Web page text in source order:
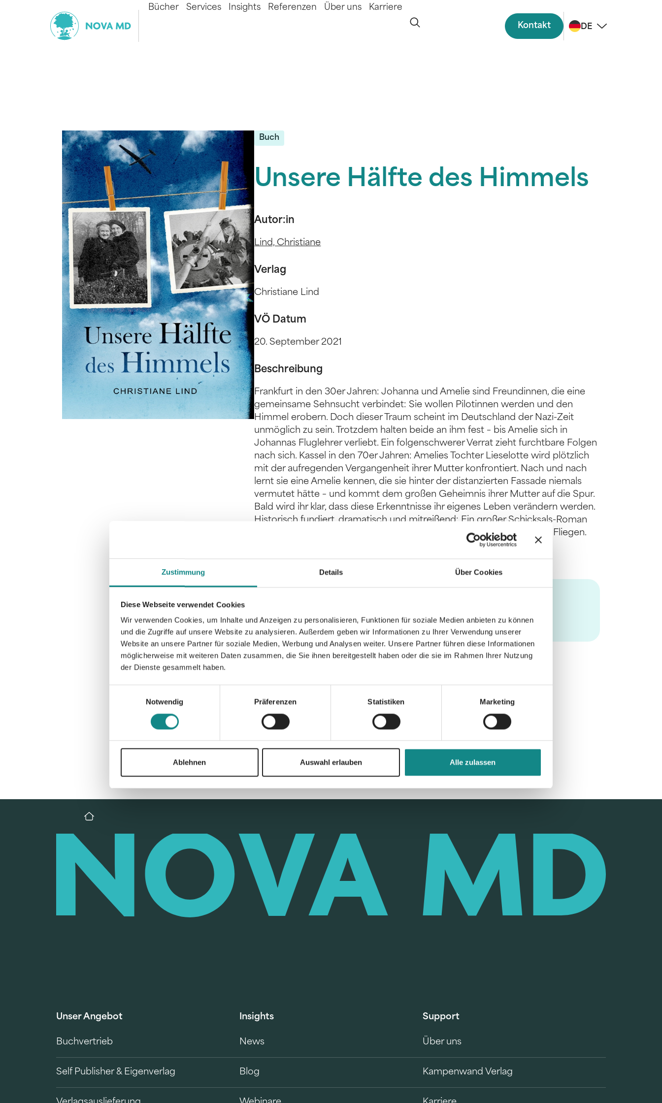
Zustimmung Details Über Cookies
Diese Webseite verwendet Cookies
Wir verwenden Cookies, um Inhalte und Anzeigen zu personalisieren, Funktionen für soziale Medien anbieten zu können
und die Zugriffe auf unsere Website zu analysieren. Außerdem geben wir Informationen zu Ihrer Verwendung unserer
Website an unsere Partner für soziale Medien, Werbung und Analysen weiter. Unsere Partner führen diese Informationen
möglicherweise mit weiteren Daten zusammen, die Sie ihnen bereitgestellt haben oder die sie im Rahmen Ihrer Nutzung
der Dienste gesammelt haben.
Notwendig
Präferenzen Statistiken Marketing
Ablehnen Auswahl erlauben Alle zulassen
Bücher Services Insights Referenzen Über uns Karriere
Kontakt DE
Buch
Unsere Hälfte des Himmels
Autor:in
Lind, Christiane
Verlag
Christiane Lind
VÖ Datum
20. September 2021
Beschreibung
Frankfurt in den 30er Jahren: Johanna und Amelie sind Freundinnen, die eine
gemeinsame Sehnsucht verbindet: Sie wollen Pilotinnen werden und den
Himmel erobern. Doch dieser Traum scheint im Deutschland der Nazi-Zeit
unmöglich zu sein. Trotzdem halten beide an ihm fest – bis Amelie sich in
Johannas Fluglehrer verliebt. Ein folgenschwerer Verrat zieht furchtbare Folgen
nach sich. Kassel in den 70er Jahren: Amelies Tochter Lieselotte wird plötzlich
mit der aufregenden Vergangenheit ihrer Mutter konfrontiert. Nach und nach
lernt sie eine Amelie kennen, die sie hinter der distanzierten Fassade niemals
vermutet hätte – und kommt dem großen Geheimnis ihrer Mutter auf die Spur.
Bald wird ihr klar, dass diese Erkenntnisse ihr eigenes Leben verändern werden.
Historisch fundiert, dramatisch und mitreißend: Ein großer Schicksals-Roman
über ungelebte Träume, Frauen-Freundschaften und den Traum vom Fliegen.
Unser Angebot
Buchvertrieb
Self Publisher & Eigenverlag
Insights
News
Blog
Support
Über uns
Kampenwand Verlag